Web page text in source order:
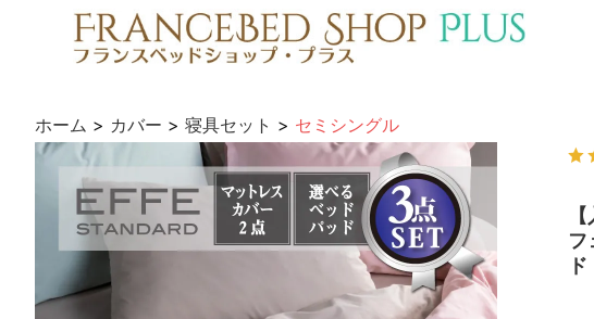
ホーム > カバー > 寝具セット > セミシングル
フ
ド